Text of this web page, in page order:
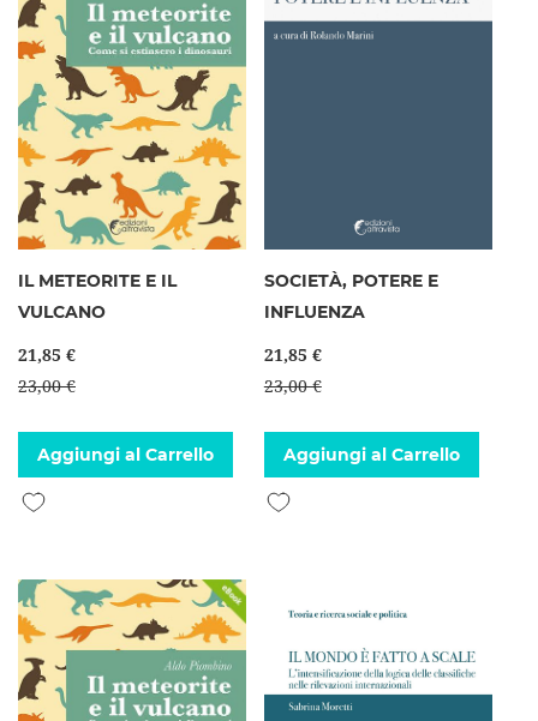
IL METEORITE E IL
VULCANO
21,85 €
23,00 €
Aggiungi al Carrello
Aggiungi alla lista desideri
SOCIETÀ, POTERE E
INFLUENZA
21,85 €
23,00 €
Aggiungi al Carrello
Aggiungi alla lista desideri